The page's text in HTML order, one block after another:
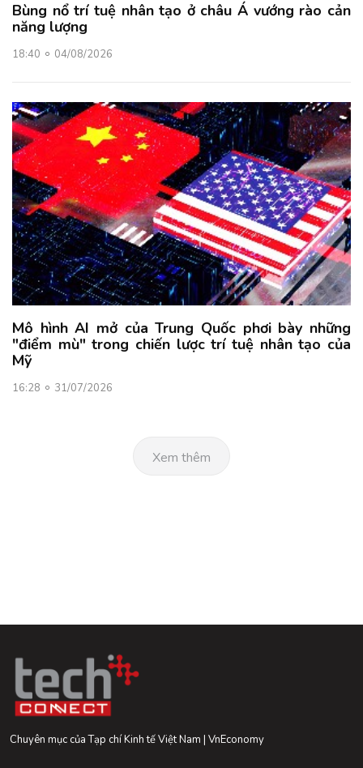
Bùng nổ trí tuệ nhân tạo ở châu Á vướng rào cản
năng lượng
18:40 04/08/2026
Mô hình AI mở của Trung Quốc phơi bày những
"điểm mù" trong chiến lược trí tuệ nhân tạo của
Mỹ
16:28 31/07/2026
Xem thêm
Chuyên mục của Tạp chí Kinh tế Việt Nam | VnEconomy